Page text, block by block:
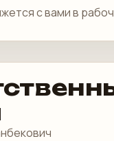
с вами в